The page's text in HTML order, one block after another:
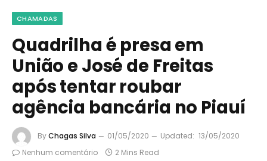
CHAMADAS
Quadrilha é presa em
União e José de Freitas
após tentar roubar
agência bancária no Piauí
ByChagas Silva 01/05/2020 Updated: 13/05/2020
Nenhum comentário
2 Mins Read